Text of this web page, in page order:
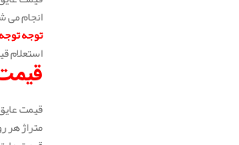
انجام می شود
توجه
استعلام
متراژ هر رول 3 متر، 5 متر و 6 متر می باشد. به عبارتی می توان گفت متراژ خرید سفارشی می باشد و در